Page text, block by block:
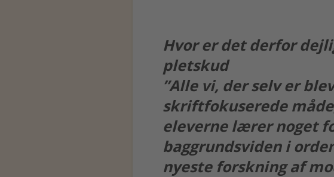
Hvor er det derfor
pletskud
”Alle vi, der selv er
skriftfokuserede
eleverne lærer noget
baggrundsviden i
nyeste forskning af